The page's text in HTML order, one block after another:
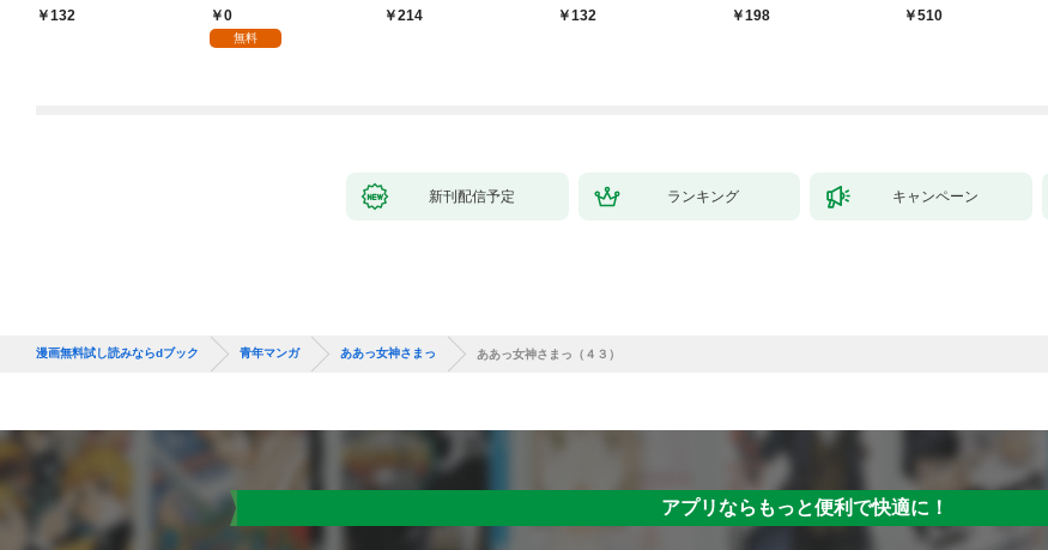
132
0
無料
214
132
～１198
日発売）
￥510
新刊配信予定 ランキング キャンペーン
漫画無料試し読みならdブック 青年マンガ ああっ女神さまっ ああっ女神さまっ（４３）
アプリならもっと便利で快適に！